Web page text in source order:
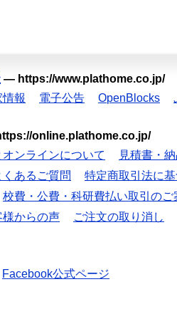
— https://www.plathome.co.jp/
報 電子公告 OpenBlocks
online.plathome.co.jp/
ンラインについて
見積書・
くあるご質問
特定商取引法に
校費・公費・科研費払い取引のご
様からの声 ご注文の取り消し
Facebook公式ページ